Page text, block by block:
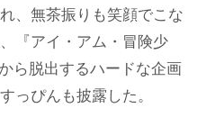
、無茶振りも笑顔でこな
『アイ・アム・冒険少
ら脱出するハードな企画
っぴんも披露した。